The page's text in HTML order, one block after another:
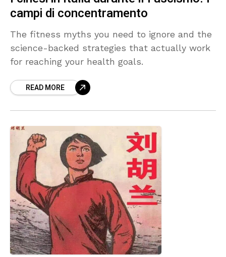
campi di concentramento
The fitness myths you need to ignore and the
science-backed strategies that actually work
for reaching your health goals.
READ MORE